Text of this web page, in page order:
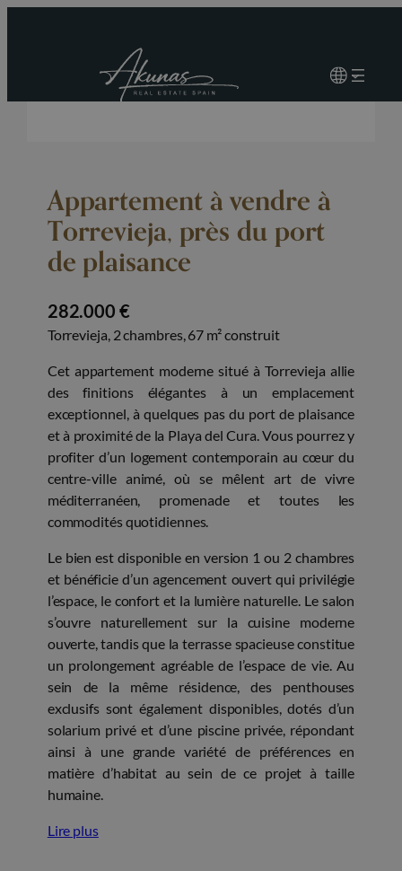
Appartement à vendre à
Torrevieja, près du port
de plaisance
282.000 €
Torrevieja, 2 chambres, 67 m² construit
Cet appartement moderne situé à Torrevieja allie
des finitions élégantes à un emplacement
exceptionnel, à quelques pas du port de plaisance
et à proximité de la Playa del Cura. Vous pourrez y
profiter d’un logement contemporain au cœur du
centre-ville animé, où se mêlent art de vivre
méditerranéen, promenade et toutes les
commodités quotidiennes.
Le bien est disponible en version 1 ou 2 chambres
et bénéficie d’un agencement ouvert qui privilégie
l’espace, le confort et la lumière naturelle. Le salon
s’ouvre naturellement sur la cuisine moderne
ouverte, tandis que la terrasse spacieuse constitue
un prolongement agréable de l’espace de vie. Au
sein de la même résidence, des penthouses
exclusifs sont également disponibles, dotés d’un
solarium privé et d’une piscine privée, répondant
ainsi à une grande variété de préférences en
matière d’habitat au sein de ce projet à taille
humaine.
Lire plus